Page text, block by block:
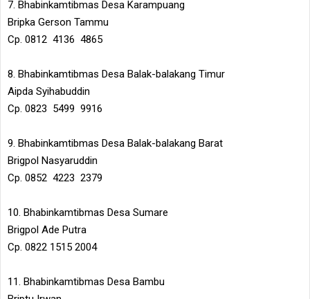
7. Bhabinkamtibmas Desa Karampuang
Bripka Gerson Tammu
Cp. 0812 4136 4865
8. Bhabinkamtibmas Desa Balak-balakang Timur
Aipda Syihabuddin
Cp. 0823 5499 9916
9. Bhabinkamtibmas Desa Balak-balakang Barat
Brigpol Nasyaruddin
Cp. 0852 4223 2379
10. Bhabinkamtibmas Desa Sumare
Brigpol Ade Putra
Cp. 0822 1515 2004
11. Bhabinkamtibmas Desa Bambu